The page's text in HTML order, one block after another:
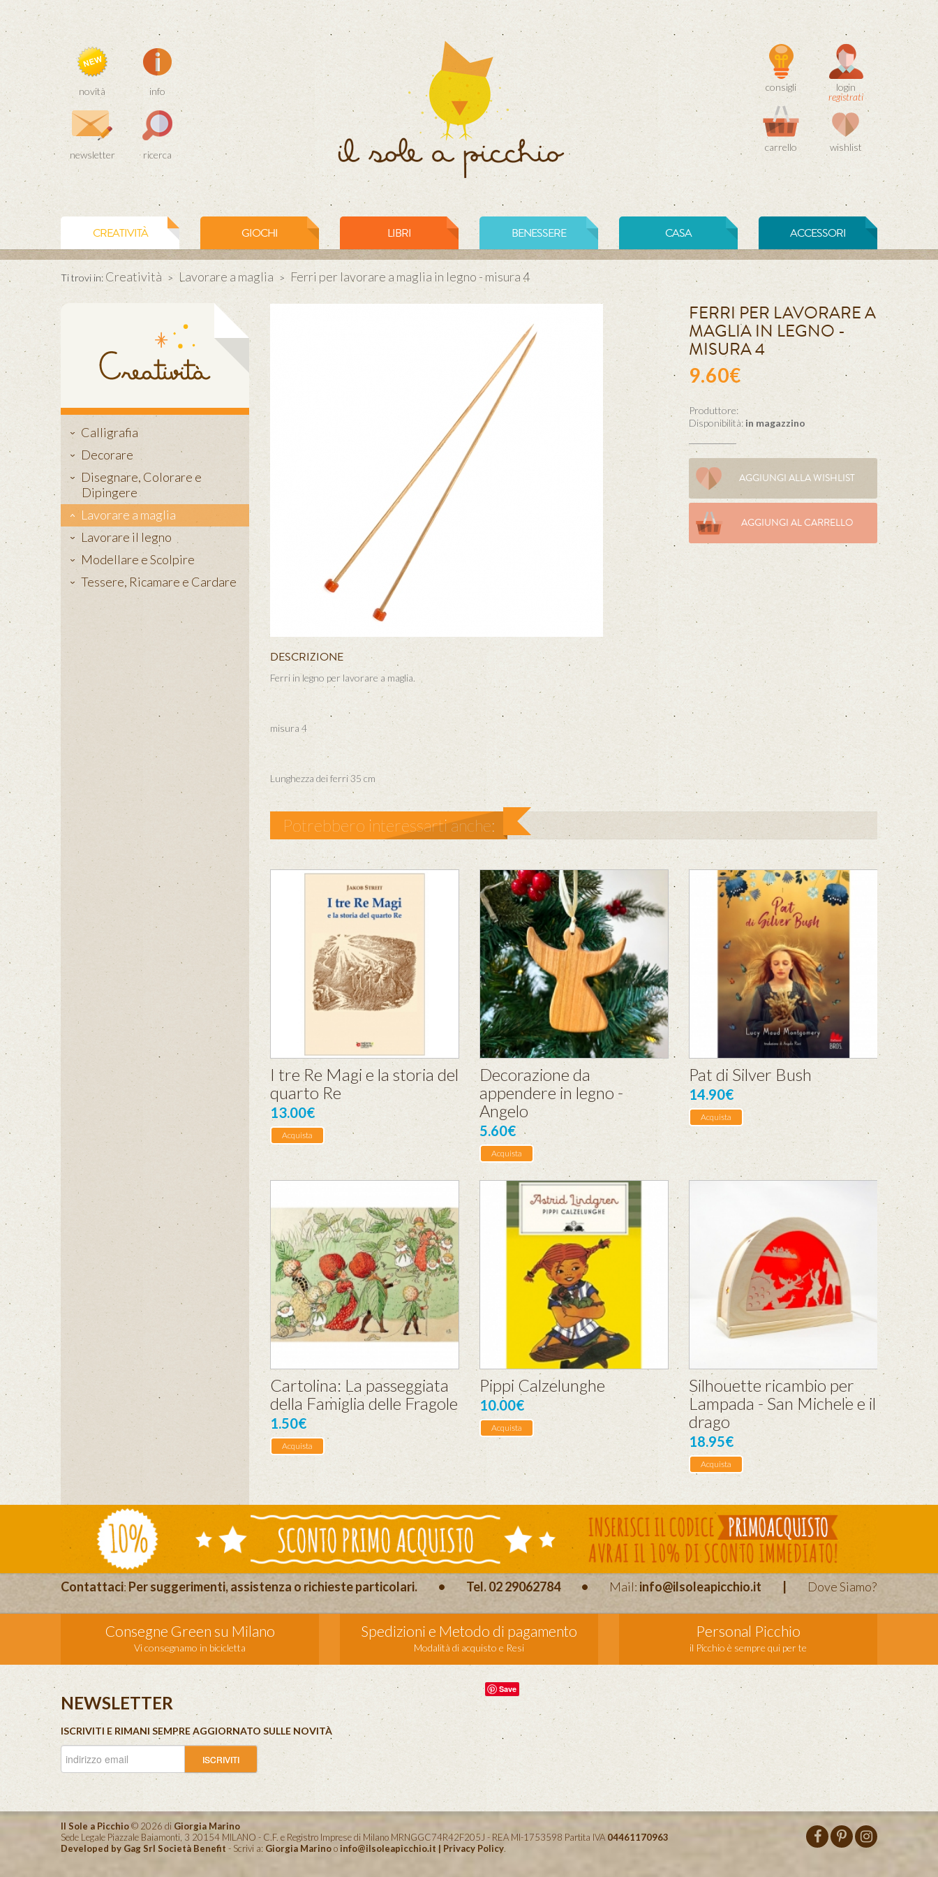
novità info
newsletter ricerca
consigli
login
registrati
carrello wishlist
CREATIVITÀ GIOCHI LIBRI BENESSERE CASA ACCESSORI
Ti trovi in: Creatività > Lavorare a maglia > Ferri per lavorare a maglia in legno - misura 4
Calligrafia
Decorare
Disegnare, Colorare e
Dipingere
Lavorare a maglia
Lavorare il legno
Modellare e Scolpire
Tessere, Ricamare e Cardare
FERRI PER LAVORARE A
MAGLIA IN LEGNO -
MISURA 4
9.60€
Produttore:
Disponibilità: in magazzino
AGGIUNGI ALLA WISHLIST
AGGIUNGI AL CARRELLO
DESCRIZIONE
Ferri in legno per lavorare a maglia.
misura 4
Lunghezza dei ferri 35 cm
Potrebbero interessarti anche:
I tre Re Magi e la storia del
quarto Re
13.00€
Acquista
Decorazione da
appendere in legno -
Angelo
5.60€
Acquista
Pat di Silver Bush
14.90€
Acquista
Cartolina: La passeggiata
della Famiglia delle Fragole
1.50€
Acquista
Pippi Calzelunghe
10.00€
Acquista
Silhouette ricambio per
Lampada - San Michele e il
drago
18.95€
Acquista
Contattaci: Per suggerimenti, assistenza o richieste particolari. • Tel. 02 29062784 • Mail: info@ilsoleapicchio.it | Dove Siamo?
Consegne Green su Milano
Vi consegnamo in bicicletta
Spedizioni e Metodo di pagamento
Modalità di acquisto e Resi
Personal Picchio
il Picchio è sempre qui per te
NEWSLETTER
ISCRIVITI E RIMANI SEMPRE AGGIORNATO SULLE NOVITÀ
Save
Il Sole a Picchio© 2026 di Giorgia Marino
Sede Legale Piazzale Baiamonti, 3 20154 MILANO - C.F. e Registro Imprese di Milano MRNGGC74R42F205J - REA MI-1753598 Partita IVA 04461170963
Developed by Gag Srl Società Benefit - Scrivi a: Giorgia Marinooinfo@ilsoleapicchio.it | Privacy Policy.